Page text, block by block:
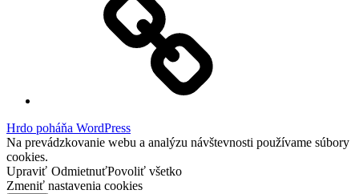
Hrdo poháňa WordPress
Na prevádzkovanie webu a analýzu návštevnosti používame súbory
cookies.
Upraviť OdmietnuťPovoliť všetko
Zmeniť nastavenia cookies